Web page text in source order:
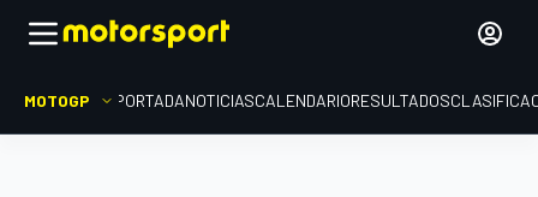
MOTOGP PORTADANOTICIASCALENDARIORESULTADOS